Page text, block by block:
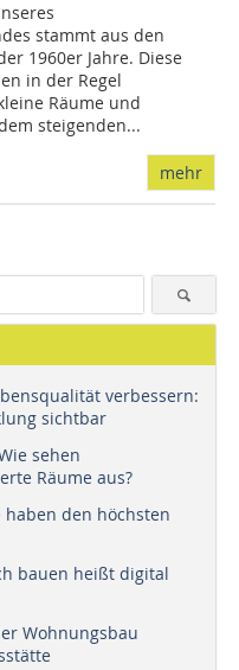
stammt aus den
1960er Jahre. Diese
in der Regel
Räume und
steigenden...
mehr
verbessern:
sichtbar
sehen
Räume aus?
haben den höchsten
bauen heißt digital
Wohnungsbau